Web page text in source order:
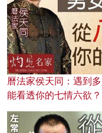
曆法家侯天同：遇到
能看透你的七情六欲？